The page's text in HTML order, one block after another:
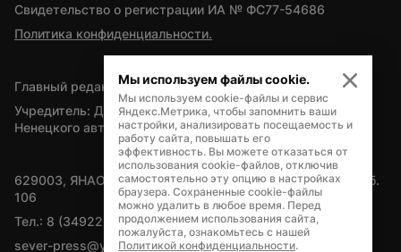
Свидетельство о регистрации ИА № ФС77-54686
Политика конфиденциальности.
Главный редактор — А.Л. Поздеев
Учредитель: Департамент внутренней политики Ямало-
Ненецкого автономного округа
629003, ЯНАО, Салехард, мкр. Богдана Кнунянца, д.1, каб.
106
Тел.: 8 (34922) 71262
sever-press@yamal-media.ru
Мы используем файлы cookie.
Мы используем cookie-файлы и сервис
Яндекс.Метрика, чтобы запомнить ваши
настройки, анализировать посещаемость и
работу сайта, повышать его
эффективность. Вы можете отказаться от
использования cookie-файлов, отключив
самостоятельно эту опцию в настройках
браузера. Сохраненные cookie-файлы
можно удалить в любое время. Перед
продолжением использования сайта,
пожалуйста, ознакомьтесь с нашей
Политикой конфиденциальности.